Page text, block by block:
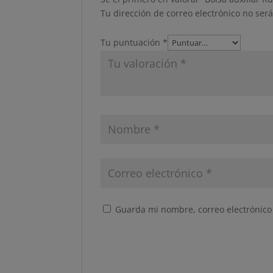
Tu dirección de correo electrónico no
Tu puntuación*
Guarda mi nombre, correo